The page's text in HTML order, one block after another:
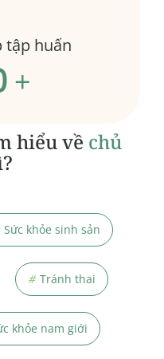
tập huấn
+
hiểu về chủ
Sức khỏe sinh sản
# Tránh thai
khỏe nam giới